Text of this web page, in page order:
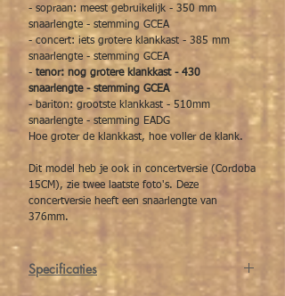
- sopraan: meest gebruikelijk - 350 mm
snaarlengte - stemming GCEA
- concert: iets grotere klankkast - 385 mm
snaarlengte - stemming GCEA
- tenor: nog grotere klankkast - 430
snaarlengte - stemming GCEA
- bariton: grootste klankkast - 510mm
snaarlengte - stemming EADG
Hoe groter de klankkast, hoe voller de klank.
Dit model heb je ook in concertversie (Cordoba
15CM), zie twee laatste foto's. Deze
concertversie heeft een snaarlengte van
376mm.
Specificaties